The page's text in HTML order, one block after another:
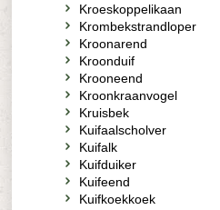
Kroeskoppelikaan
Krombekstrandloper
Kroonarend
Kroonduif
Krooneend
Kroonkraanvogel
Kruisbek
Kuifaalscholver
Kuifalk
Kuifduiker
Kuifeend
Kuifkoekkoek